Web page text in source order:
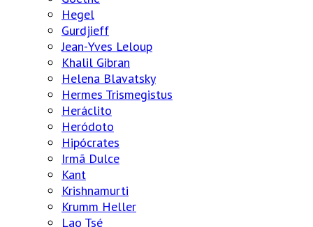
Hegel
Gurdjieff
Jean-Yves Leloup
Khalil Gibran
Helena Blavatsky
Hermes Trismegistus
Heráclito
Heródoto
Hipócrates
Irmã Dulce
Kant
Krishnamurti
Krumm Heller
Lao Tsé